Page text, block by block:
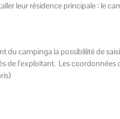
leur résidence principale : le
du campinga la possiblilité de
de l’exploitant. Les